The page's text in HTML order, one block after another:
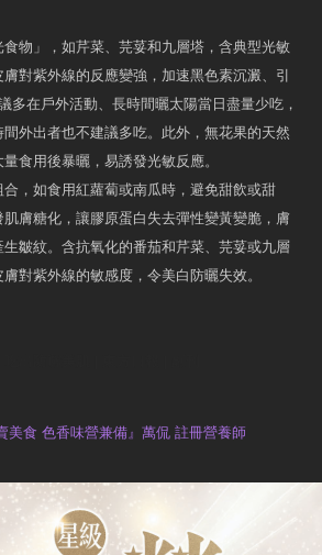
物」，如芹菜、芫荽和九層塔，含典型光敏
對紫外線的反應變強，加速黑色素沉澱、引
多在戶外活動、長時間曬太陽當日盡量少吃，
外出者也不建議多吃。此外，無花果的天然
食用後暴曬，易誘發光敏反應。
合，如食用紅蘿蔔或南瓜時，避免甜飲或甜
膚糖化，讓膠原蛋白失去彈性變黃變脆，膚
皺紋。含抗氧化的番茄和芹菜、芫荽或九層
對紫外線的敏感度，令美白防曬失效。
美食 色香味營兼備』萬侃 註冊營養師